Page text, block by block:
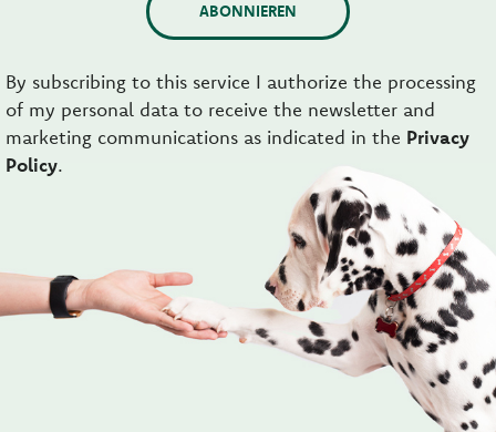
ABONNIEREN
By subscribing to this service I authorize the processing
of my personal data to receive the newsletter and
marketing communications as indicated in the Privacy
Policy.